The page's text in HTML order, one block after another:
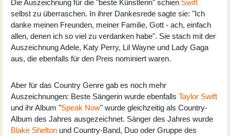
Die Auszeichnung für die "beste Künstlerin" schien Swift
selbst zu überraschen. In ihrer Dankesrede sagte sie: "Ich
danke meinen Freunden, meiner Familie, Gott - ach, einfach
allen, denen ich so viel zu verdanken habe". Sie stach mit der
Auszeichnung Adele, Katy Perry, Lil Wayne und Lady Gaga
aus, die ebenfalls für den Preis nominiert waren.
Aber für das Country Genre gab es noch mehr
Auszeichnungen: Beste Sängerin wurde ebenfalls Taylor Swift
und ihr Album "Speak Now" wurde gleichzeitig als Country-
Album des Jahres ausgezeichnet. Sänger des Jahres wurde
Blake Shelton und Country-Band, Duo oder Gruppe des